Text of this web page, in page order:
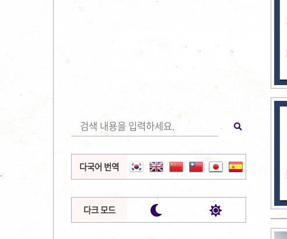
다국어 번역
다크 모드  